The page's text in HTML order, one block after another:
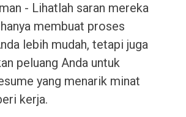
- Lihatlah saran mereka
membuat proses
lebih mudah, tetapi juga
peluang Anda untuk
yang menarik minat
kerja.